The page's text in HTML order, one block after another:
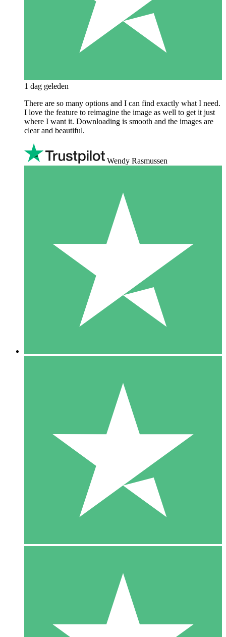
1 dag geleden
There are so many options and I can find exactly what I need.
I love the feature to reimagine the image as well to get it just
where I want it. Downloading is smooth and the images are
clear and beautiful.
Wendy Rasmussen